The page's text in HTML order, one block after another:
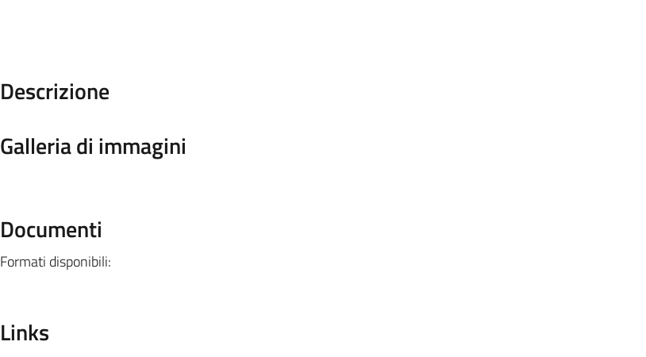
Descrizione
Galleria di immagini
Documenti
Formati disponibili:
Links